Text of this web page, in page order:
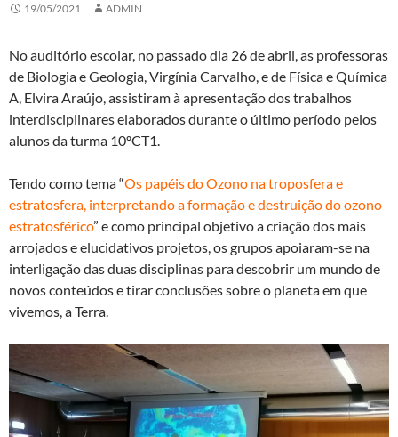
19/05/2021 ADMIN
No auditório escolar, no passado dia 26 de abril, as professoras
de Biologia e Geologia, Virgínia Carvalho, e de Física e Química
A, Elvira Araújo, assistiram à apresentação dos trabalhos
interdisciplinares elaborados durante o último período pelos
alunos da turma 10ºCT1.
Tendo como tema “Os papéis do Ozono na troposfera e
estratosfera, interpretando a formação e destruição do ozono
estratosférico” e como principal objetivo a criação dos mais
arrojados e elucidativos projetos, os grupos apoiaram-se na
interligação das duas disciplinas para descobrir um mundo de
novos conteúdos e tirar conclusões sobre o planeta em que
vivemos, a Terra.